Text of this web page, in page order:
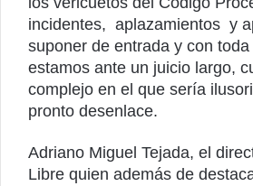
incidentes, aplazamientos y
suponer de entrada y con
estamos ante un juicio largo,
complejo en el que sería
pronto desenlace.
Adriano Miguel Tejada, el
Libre quien además de